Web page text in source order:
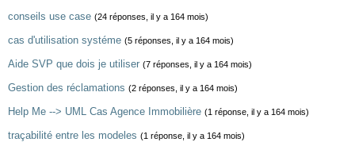
conseils use case (24 réponses, il y a 164 mois)
cas d'utilisation systéme (5 réponses, il y a 164 mois)
Aide SVP que dois je utiliser (7 réponses, il y a 164 mois)
Gestion des réclamations (2 réponses, il y a 164 mois)
Help Me --> UML Cas Agence Immobilière (1 réponse, il y a 164 mois)
traçabilité entre les modeles (1 réponse, il y a 164 mois)